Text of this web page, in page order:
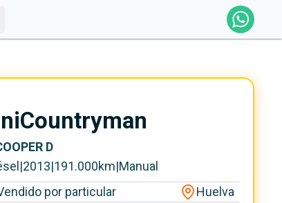
Countryman
D
|2013|191.000km|Manual
por particular
Huelva